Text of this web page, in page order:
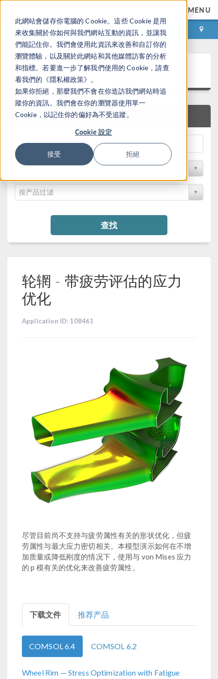
此網站會儲存你電腦的 Cookie。這些 Cookie 是用
來收集關於你如何與我們網站互動的資訊，並讓我
們能記住你。我們會使用此資訊來改善和自訂你的
瀏覽體驗，以及關於此網站和其他媒體訪客的分析
和指標。若要進一步了解我們使用的 Cookie，請查
看我們的《隱私權政策》。
如果你拒絕，那麼我們不會在你造訪我們網站時追
蹤你的資訊。我們會在你的瀏覽器使用單一
Cookie，以記住你的偏好為不受追蹤。
Cookie 設定
接受 拒絕
MENU
登录 咨询与购买
案例下载
快速搜索
按学科过滤
按产品过滤
查找
轮辋 - 带疲劳评估的应力
优化
Application ID: 108461
尽管目前尚不支持与疲劳属性有关的形状优化，但疲
劳属性与最大应力密切相关。本模型演示如何在不增
加质量或降低刚度的情况下，使用与 von Mises 应力
的 p 模有关的优化来改善疲劳属性。
下载文件 推荐产品
COMSOL 6.4 COMSOL 6.2
Wheel Rim — Stress Optimization with Fatigue